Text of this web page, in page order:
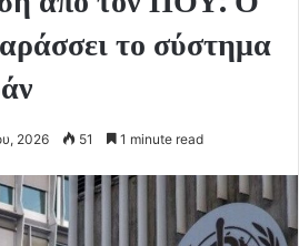
το σύστημα
2026 51 1 minute read